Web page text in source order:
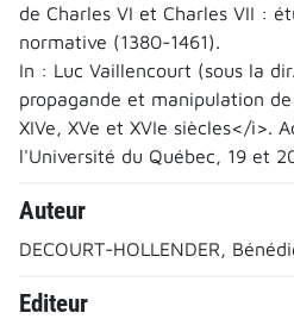
de Charles VI et Charles VII :
normative (1380-1461).
In : Luc Vaillencourt (sous la
propagande et manipulation
XIVe, XVe et XVIe siècles</i>.
l'Université du Québec, 19 et
Auteur
DECOURT-HOLLENDER,
Editeur